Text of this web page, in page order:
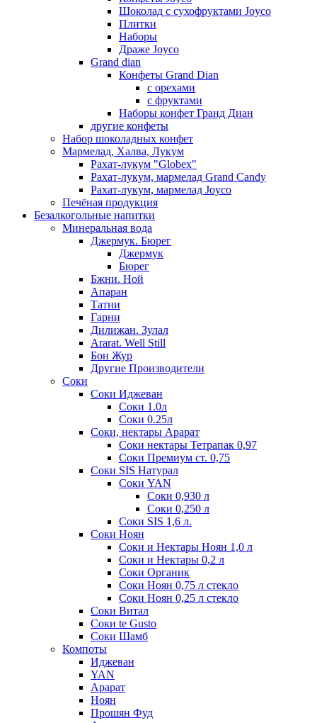
Шоколад с сухофруктами Joyco
Плитки
Наборы
Драже Joyco
Grand dian
Конфеты Grand Dian
с орехами
с фруктами
Наборы конфет Гранд Диан
другие конфеты
Набор шоколадных конфет
Мармелад, Халва, Лукум
Рахат-лукум "Globex"
Рахат-лукум, мармелад Grand Candy
Рахат-лукум, мармелад Joyco
Печёная продукция
Безалкогольные напитки
Минеральная вода
Джермук. Бюрег
Джермук
Бюрег
Бжни. Ной
Апаран
Татни
Гарни
Дилижан. Зулал
Ararat. Well Still
Бон Жур
Другие Производители
Соки
Соки Иджеван
Соки 1.0л
Соки 0.25л
Соки, нектары Арарат
Соки нектары Тетрапак 0,97
Соки Премиум ст. 0,75
Соки SIS Натурал
Соки YAN
Соки 0,930 л
Соки 0,250 л
Соки SIS 1,6 л.
Соки Ноян
Соки и Нектары Ноян 1,0 л
Соки и Нектары 0,2 л
Соки Органик
Соки Ноян 0,75 л стекло
Соки Ноян 0,25 л стекло
Соки Витал
Соки te Gusto
Соки Шамб
Компоты
Иджеван
YAN
Арарат
Ноян
Прошян Фуд